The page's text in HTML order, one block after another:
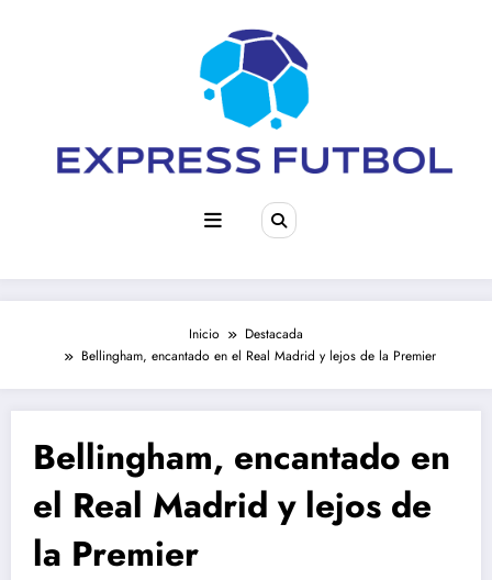
Inicio
Destacada
Bellingham, encantado en el Real Madrid y lejos de la Premier
Bellingham, encantado en
el Real Madrid y lejos de
la Premier